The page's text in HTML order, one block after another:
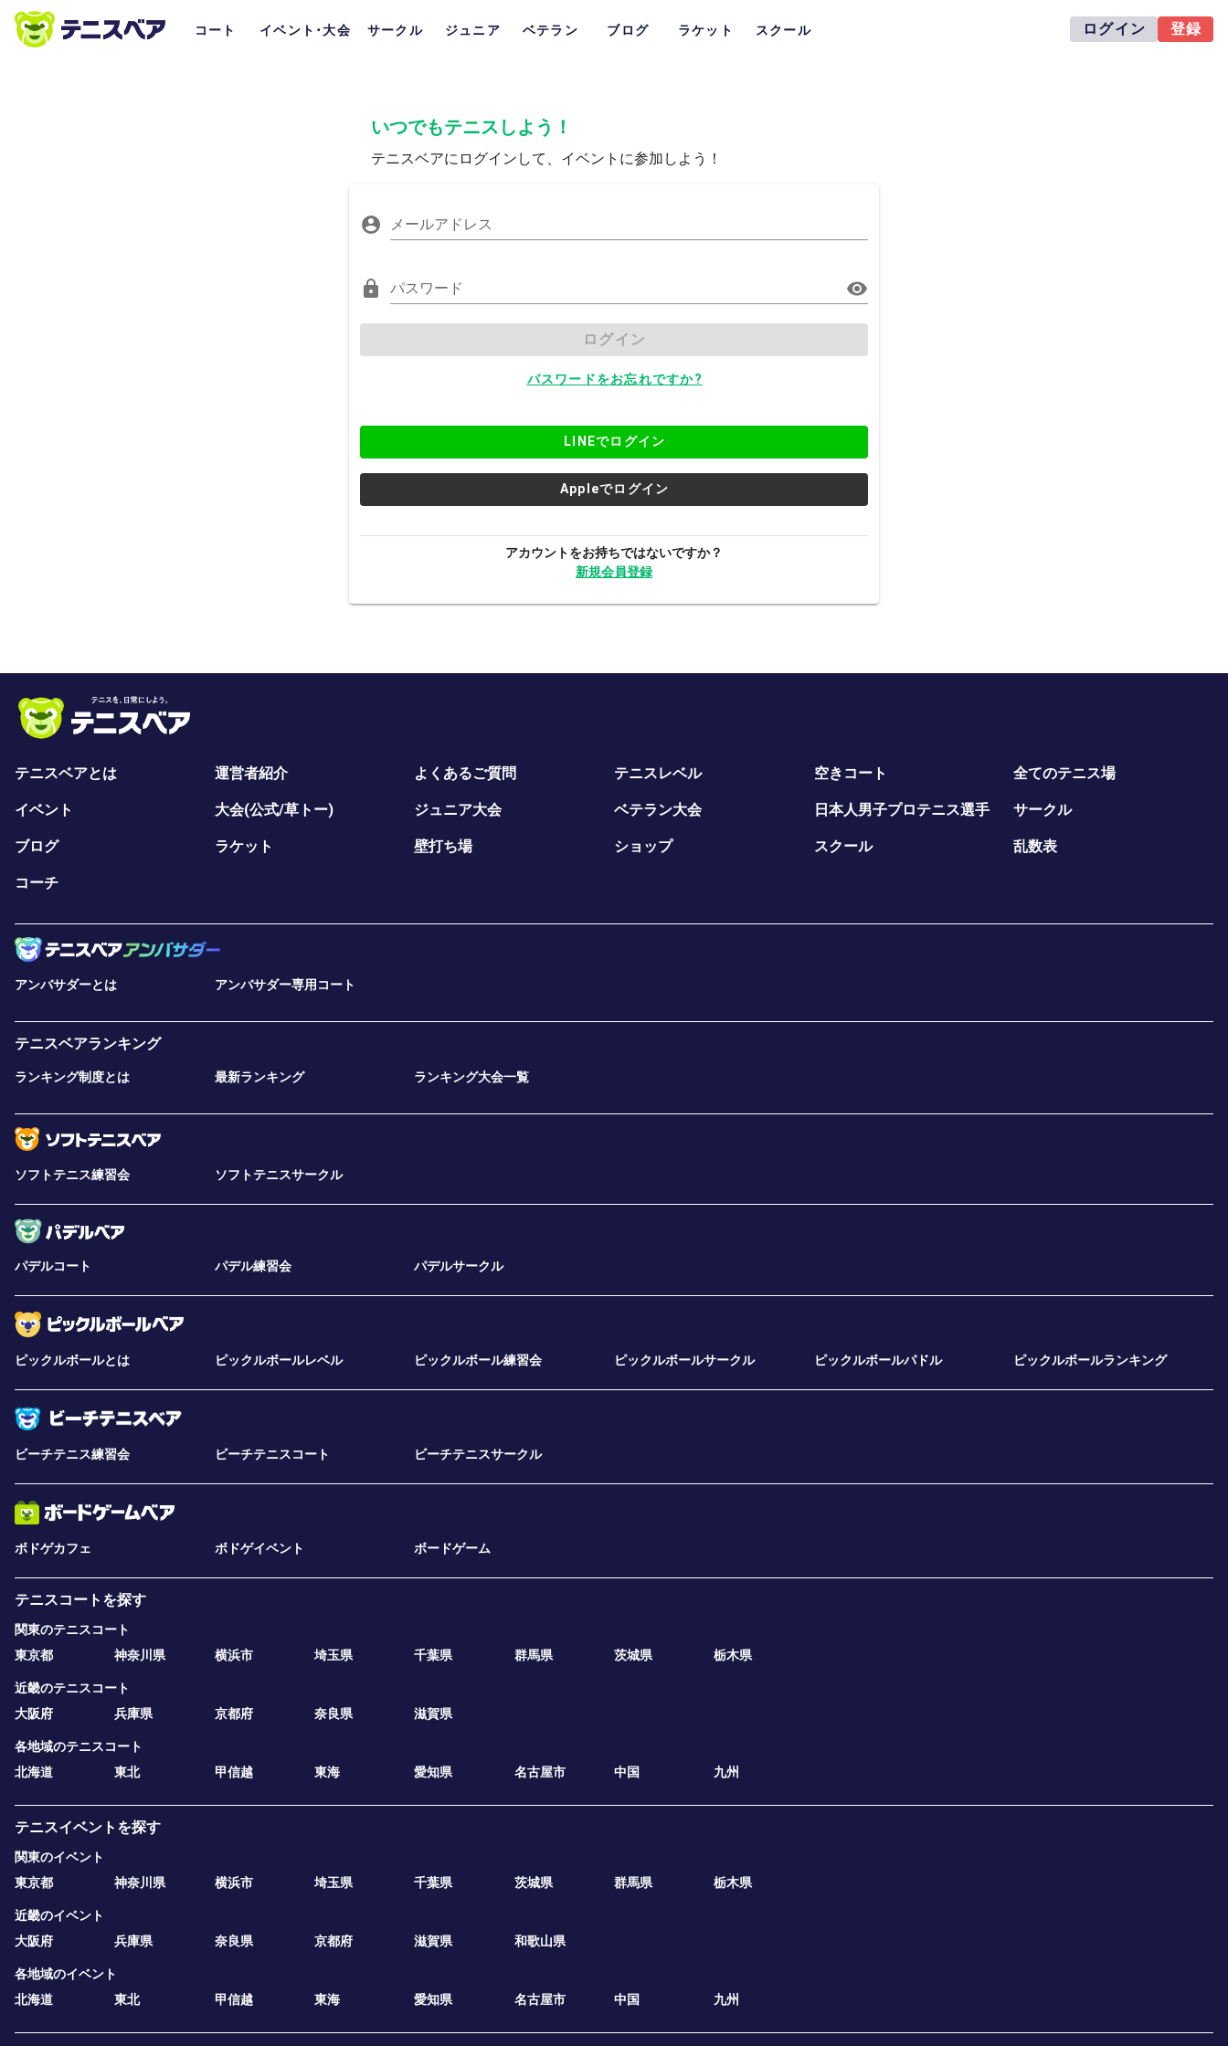
コート イベント･大会 サークル ジュニア ベテラン ブログ ラケット スクール ログイン 登録
いつでもテニスしよう！
テニスベアにログインして、イベントに参加しよう！
メールアドレス
パスワード
ログイン
パスワードをお忘れですか?
LINEでログイン
Appleでログイン
アカウントをお持ちではないですか？
新規会員登録
テニスベアとは 運営者紹介 よくあるご質問 テニスレベル 空きコート 全てのテニス場
イベント 大会(公式/草トー) ジュニア大会 ベテラン大会 日本人男子プロテニス選手 サークル
ブログ ラケット 壁打ち場 ショップ スクール 乱数表
コーチ
アンバサダーとは アンバサダー専用コート
テニスベアランキング
ランキング制度とは 最新ランキング ランキング大会一覧
ソフトテニス練習会 ソフトテニスサークル
パデルコート パデル練習会 パデルサークル
ピックルボールとは ピックルボールレベル ピックルボール練習会 ピックルボールサークル ピックルボールパドル ピックルボールランキング
ビーチテニス練習会 ビーチテニスコート ビーチテニスサークル
ボドゲカフェ ボドゲイベント ボードゲーム
テニスコートを探す
関東のテニスコート
東京都
神奈川県 横浜市 埼玉県 千葉県 群馬県 茨城県 栃木県
近畿のテニスコート
大阪府
兵庫県 京都府 奈良県 滋賀県
各地域のテニスコート
北海道
東北 甲信越 東海 愛知県 名古屋市 中国 九州
テニスイベントを探す
関東のイベント
東京都
神奈川県 横浜市 埼玉県 千葉県 茨城県 群馬県 栃木県
近畿のイベント
大阪府
兵庫県 奈良県 京都府 滋賀県 和歌山県
各地域のイベント
北海道
東北 甲信越 東海 愛知県 名古屋市 中国 九州